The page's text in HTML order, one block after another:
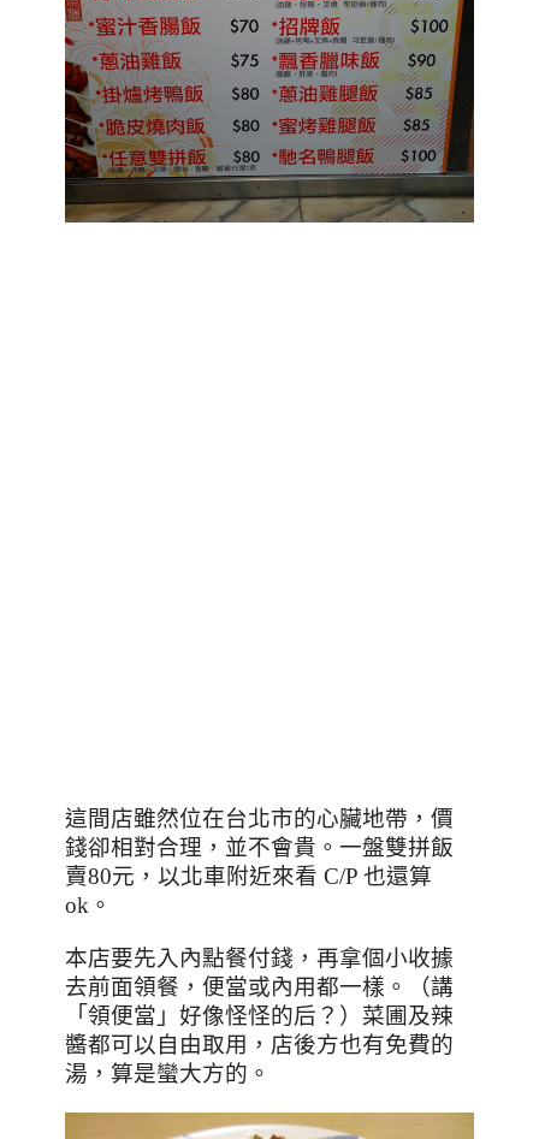
這間店雖然位在台北市的心臟地帶 ，價
錢卻相對合理，並不會貴。一盤雙拼飯
賣80元，以北車附近來看 C/P 也還算
ok 。
本店要先入內點餐付錢，再拿個小收據
去前面領餐，便當或內用都一樣。（講
「 領便當 」 好像怪怪的后？）菜圃及辣
醬都可以自由取用，店後方也有免費的
湯，算是蠻大方的。